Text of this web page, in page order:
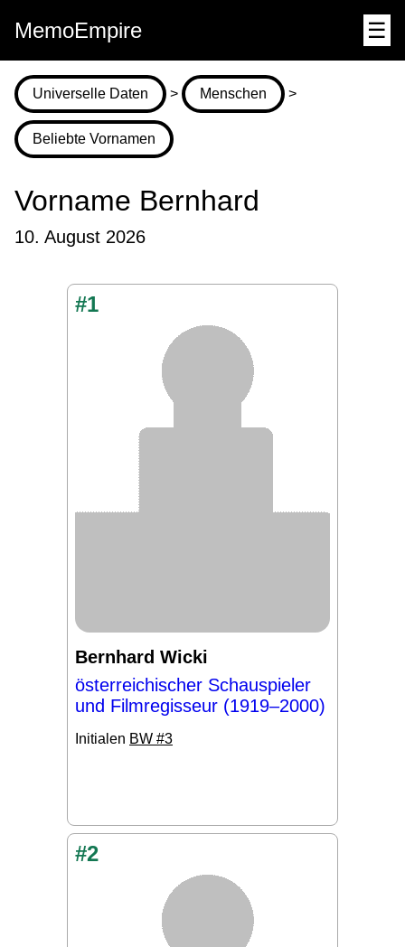
MemoEmpire ☰
Universelle Daten > Menschen >
Beliebte Vornamen
Vorname Bernhard
10. August 2026
#1
Bernhard Wicki
österreichischer Schauspieler
und Filmregisseur (1919–2000)
Initialen BW #3
#2